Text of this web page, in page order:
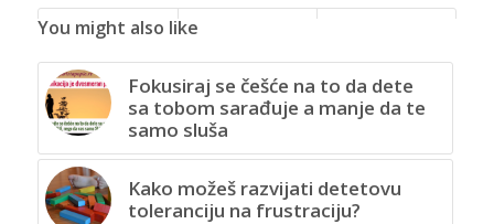
You might also like
Fokusiraj se češće na to da dete
sa tobom sarađuje a manje da te
samo sluša
Kako možeš razvijati detetovu
toleranciju na frustraciju?